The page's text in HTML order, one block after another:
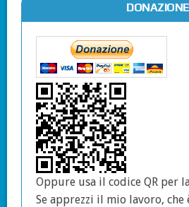
DONAZIONE
Oppure usa il codice QR per
Se apprezzi il mio lavoro, che